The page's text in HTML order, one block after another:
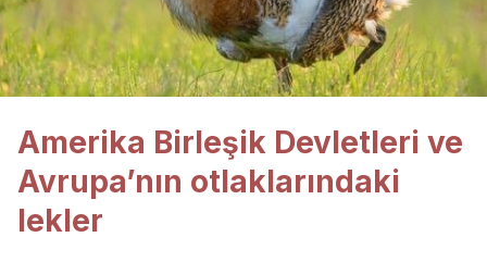
Amerika Birleşik Devletleri ve
Avrupa’nın otlaklarındaki
lekler